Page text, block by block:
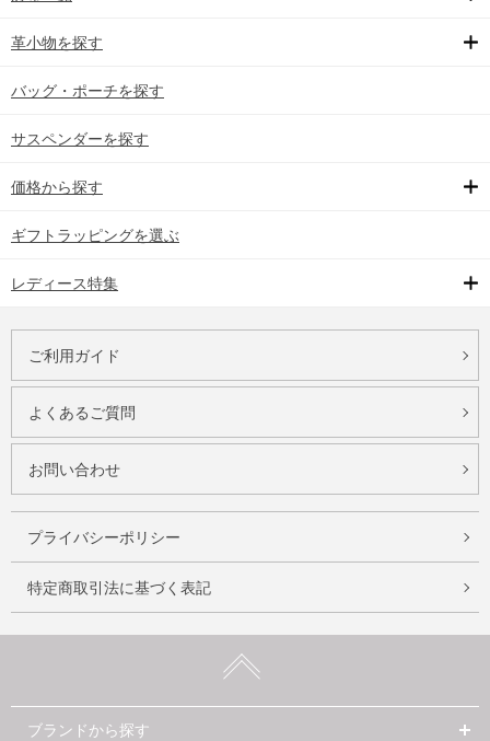
革小物を探す
バッグ・ポーチを探す
サスペンダーを探す
価格から探す
ギフトラッピングを選ぶ
レディース特集
ご利用ガイド
よくあるご質問
お問い合わせ
プライバシーポリシー
特定商取引法に基づく表記
ブランドから探す